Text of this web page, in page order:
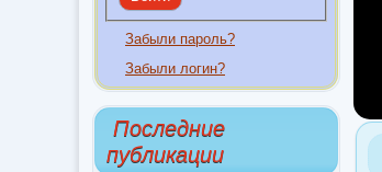
Забыли пароль?
Забыли логин?
Последние
публикации